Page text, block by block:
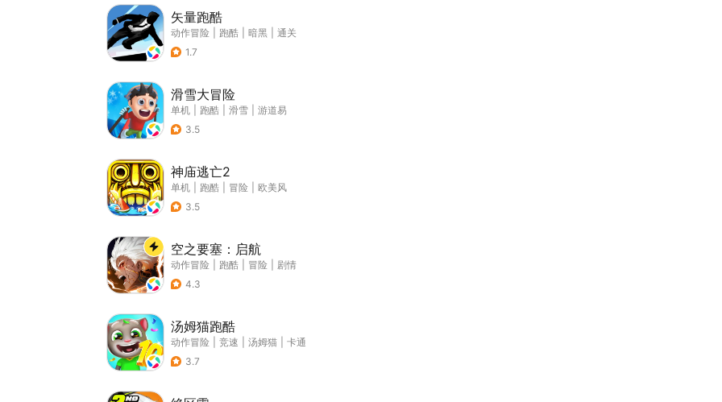
矢量跑酷
动作冒险 跑酷 暗黑
通关
1.7
滑雪大冒险
单机 跑酷 滑雪
游道易
3.5
神庙逃亡2
单机 跑酷 冒险
欧美风
3.5
空之要塞：启航
动作冒险 跑酷 冒险
剧情
4.3
汤姆猫跑酷
动作冒险 竞速 汤姆猫
卡通
3.7